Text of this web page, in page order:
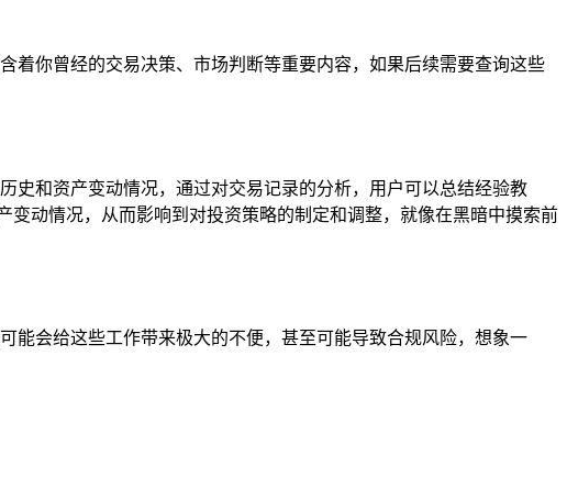
着你曾经的交易决策、市场判断等重要内容，如果后续需要查询这些
史和资产变动情况，通过对交易记录的分析，用户可以总结经验教
动情况，从而影响到对投资策略的制定和调整，就像在黑暗中摸索前
能会给这些工作带来极大的不便，甚至可能导致合规风险，想象一